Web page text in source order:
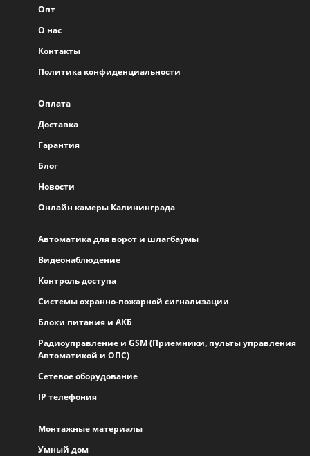
Опт
О нас
Контакты
Политика конфиденциальности
Оплата
Доставка
Гарантия
Блог
Новости
Онлайн камеры Калининграда
Автоматика для ворот и шлагбаумы
Видеонаблюдение
Контроль доступа
Системы охранно-пожарной сигнализации
Блоки питания и АКБ
Радиоуправление и GSM (Приемники, пульты управления
Автоматикой и ОПС)
Сетевое оборудование
IP телефония
Монтажные материалы
Умный дом